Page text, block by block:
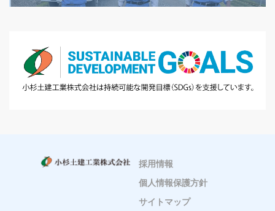
採用情報
個人情報保護方針
サイトマップ